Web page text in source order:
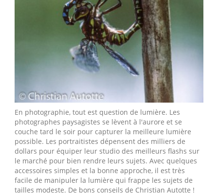
En photographie, tout est question de lumière. Les
photographes paysagistes se lèvent à l'aurore et se
couche tard le soir pour capturer la meilleure lumière
possible. Les portraitistes dépensent des milliers de
dollars pour équiper leur studio des meilleurs flashs sur
le marché pour bien rendre leurs sujets. Avec quelques
accessoires simples et la bonne approche, il est très
facile de manipuler la lumière qui frappe les sujets de
tailles modeste. De bons conseils de Christian Autotte !